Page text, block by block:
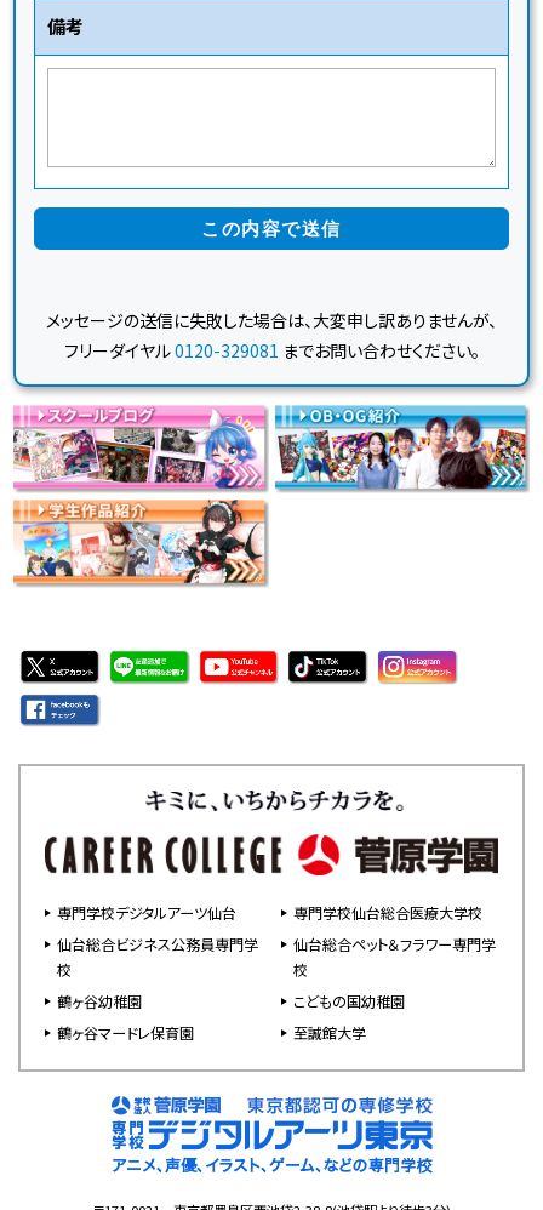
備考
メッセージの送信に失敗した場合は、大変申し訳ありませんが、
フリーダイヤル0120-329081 までお問い合わせください。
専門学校デジタルアーツ仙台
専門学校仙台総合医療大学校
仙台総合ビジネス公務員専門学
校
仙台総合ペット＆フラワー専門学
校
鶴ヶ谷幼稚園
こどもの国幼稚園
鶴ヶ谷マードレ保育園
至誠館大学